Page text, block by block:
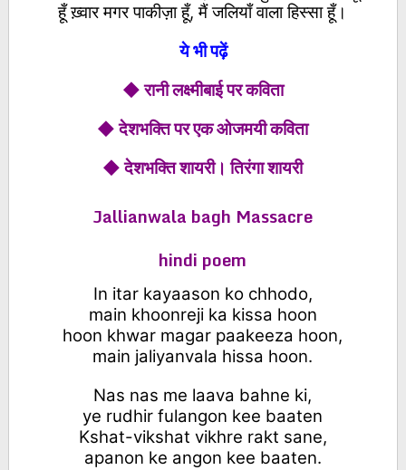
हूँ ख़्वार मगर पाकीज़ा हूँ, मैं जलियाँ वाला हिस्सा हूँ।
ये भी पढ़ें
◆ रानी लक्ष्मीबाई पर कविता
◆ देशभक्ति पर एक ओजमयी कविता
◆ देशभक्ति शायरी। तिरंगा शायरी
Jallianwala bagh Massacre
hindi poem
In itar kayaason ko chhodo,
main khoonreji ka kissa hoon
hoon khwar magar paakeeza hoon,
main jaliyanvala hissa hoon.
Nas nas me laava bahne ki,
ye rudhir fulangon kee baaten
Kshat-vikshat vikhre rakt sane,
apanon ke angon kee baaten.